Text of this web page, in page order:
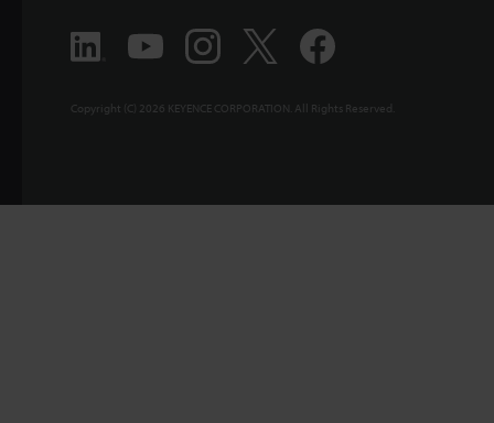
Copyright (C) 2026 KEYENCE CORPORATION. All Rights Reserved.